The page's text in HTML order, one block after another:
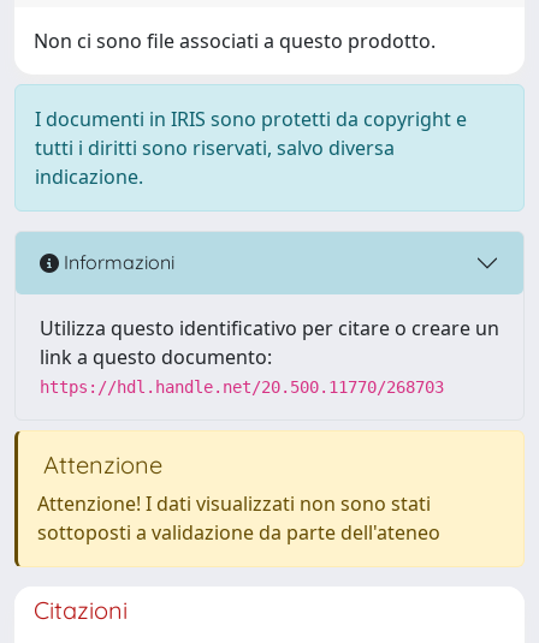
Non ci sono file associati a questo prodotto.
I documenti in IRIS sono protetti da copyright e
tutti i diritti sono riservati, salvo diversa
indicazione.
Informazioni
Utilizza questo identificativo per citare o creare un
link a questo documento:
https://hdl.handle.net/20.500.11770/268703
Attenzione
Attenzione! I dati visualizzati non sono stati
sottoposti a validazione da parte dell'ateneo
Citazioni